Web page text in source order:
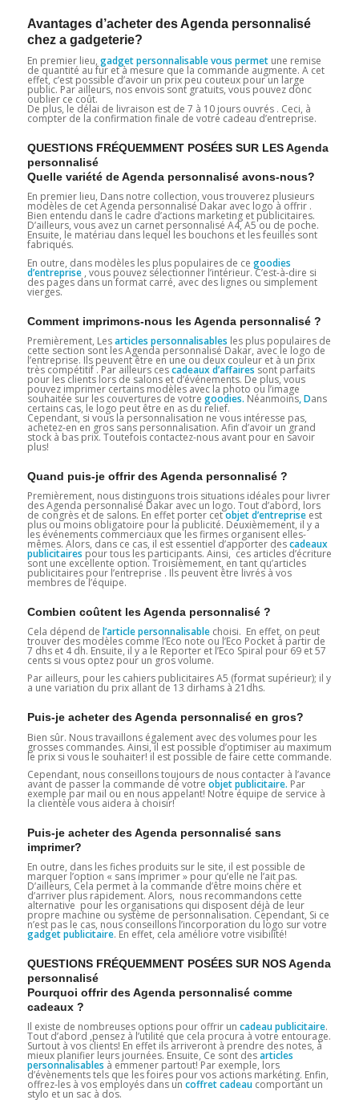
Avantages d’acheter des Agenda personnalisé
chez a gadgeterie?
En premier lieu, gadget personnalisable vous permetune remise
de quantité au fur et à mesure que la commande augmente. A cet
effet, c’est possible d’avoir un prix peu couteux pour un large
public. Par ailleurs, nos envois sont gratuits, vous pouvez donc
oublier ce coût.
De plus, le délai de livraison est de 7 à 10 jours ouvrés . Ceci, à
compter de la confirmation finale de votre cadeau d’entreprise.
QUESTIONS FRÉQUEMMENT POSÉES SUR LES Agenda
personnalisé
Quelle variété de Agenda personnalisé avons-nous?
En premier lieu, Dans notre collection, vous trouverez plusieurs
modèles de cet Agenda personnalisé Dakar avec logo à offrir .
Bien entendu dans le cadre d’actions marketing et publicitaires.
D’ailleurs, vous avez un carnet personnalisé A4, A5 ou de poche.
Ensuite, le matériau dans lequel les bouchons et les feuilles sont
fabriqués.
En outre, dans modèles les plus populaires de ce goodies
d’entreprise, vous pouvez sélectionner l’intérieur. C’est-à-dire si
des pages dans un format carré, avec des lignes ou simplement
vierges.
Comment imprimons-nous les Agenda personnalisé ?
Premièrement, Lesarticles personnalisables les plus populaires de
cette section sont les Agenda personnalisé Dakar, avec le logo de
l’entreprise. Ils peuvent être en une ou deux couleur et à un prix
très compétitif . Par ailleurs cescadeaux d’affaires sont parfaits
pour les clients lors de salons et d’événements. De plus, vous
pouvez imprimer certains modèles avec la photo ou l’image
souhaitée sur les couvertures de votre goodies. Néanmoins, Dans
certains cas, le logo peut être en as du relief.
Cependant, si vous la personnalisation ne vous intéresse pas,
achetez-en en gros sans personnalisation. Afin d’avoir un grand
stock à bas prix. Toutefois contactez-nous avant pour en savoir
plus!
Quand puis-je offrir des Agenda personnalisé ?
Premièrement, nous distinguons trois situations idéales pour livrer
des Agenda personnalisé Dakar avec un logo. Tout d’abord, lors
de congrès et de salons. En effet porter cetobjet d’entrepriseest
plus ou moins obligatoire pour la publicité. Deuxièmement, il y a
les événements commerciaux que les firmes organisent elles-
mêmes. Alors, dans ce cas, il est essentiel d’apporter descadeaux
publicitaires pour tous les participants. Ainsi, ces articles d’écriture
sont une excellente option. Troisièmement, en tant qu’articles
publicitaires pour l’entreprise . Ils peuvent être livrés à vos
membres de l’équipe.
Combien coûtent les Agenda personnalisé ?
Cela dépend de l’article personnalisablechoisi. En effet, on peut
trouver des modèles comme l’Eco note ou l’Eco Pocket à partir de
7 dhs et 4 dh. Ensuite, il y a le Reporter et l’Eco Spiral pour 69 et 57
cents si vous optez pour un gros volume.
Par ailleurs, pour les cahiers publicitaires A5 (format supérieur); il y
a une variation du prix allant de 13 dirhams à 21dhs.
Puis-je acheter des Agenda personnalisé en gros?
Bien sûr. Nous travaillons également avec des volumes pour les
grosses commandes. Ainsi, il est possible d’optimiser au maximum
le prix si vous le souhaiter! il est possible de faire cette commande.
Cependant, nous conseillons toujours de nous contacter à l’avance
avant de passer la commande de votre objet publicitaire. Par
exemple par mail ou en nous appelant! Notre équipe de service à
la clientèle vous aidera à choisir!
Puis-je acheter des Agenda personnalisé sans
imprimer?
En outre, dans les fiches produits sur le site, il est possible de
marquer l’option « sans imprimer » pour qu’elle ne l’ait pas.
D’ailleurs, Cela permet à la commande d’être moins chère et
d’arriver plus rapidement. Alors, nous recommandons cette
alternative pour les organisations qui disposent déjà de leur
propre machine ou système de personnalisation. Cependant, Si ce
n’est pas le cas, nous conseillons l’incorporation du logo sur votre
gadget publicitaire. En effet, cela améliore votre visibilité!
QUESTIONS FRÉQUEMMENT POSÉES SUR NOS Agenda
personnalisé
Pourquoi offrir des Agenda personnalisé comme
cadeaux ?
Il existe de nombreuses options pour offrir un cadeau publicitaire.
Tout d’abord ,pensez à l’utilité que cela procura à votre entourage.
Surtout à vos clients! En effet ils arriveront à prendre des notes, à
mieux planifier leurs journées. Ensuite, Ce sont desarticles
personnalisables à emmener partout! Par exemple, lors
d’évènements tels que les foires pour vos actions markéting. Enfin,
offrez-les à vos employés dans un coffret cadeau comportant un
stylo et un sac à dos.